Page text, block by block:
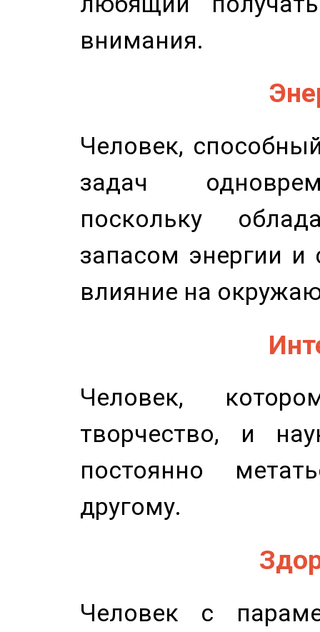
внимания.
Человек,
задач
поскольку
запасом энергии и
влияние на
Человек,
творчество, и
постоянно
другому.
Человек с